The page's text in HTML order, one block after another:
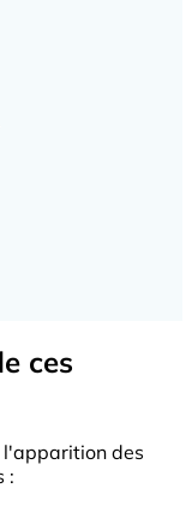
ces
l'apparition des
: